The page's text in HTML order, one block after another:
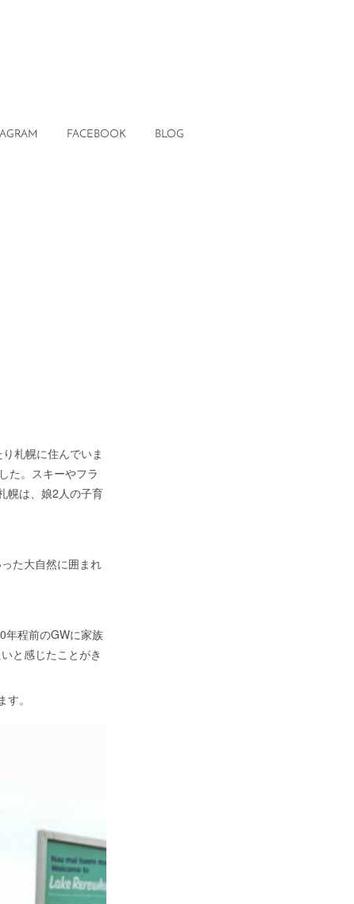
FACEBOOK BLOG
札幌に住んでいま
た。スキーやフラ
幌は、娘2人の子育
た大自然に囲まれ
年程前のGWに家族
と感じたことがき
。